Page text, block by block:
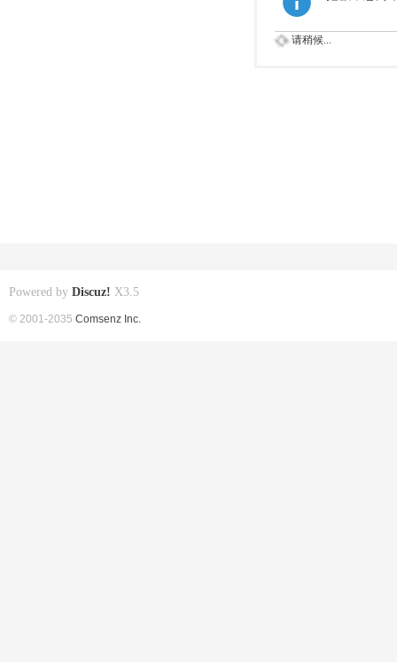
请稍候...
Powered by Discuz! X3.5
© 2001-2035 Comsenz Inc.